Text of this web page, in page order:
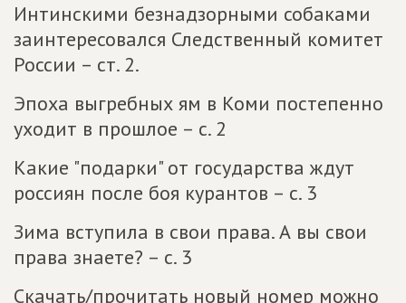
Интинскими безнадзорными собаками
заинтересовался Следственный комитет
России – ст. 2.
Эпоха выгребных ям в Коми постепенно
уходит в прошлое – с. 2
Какие "подарки" от государства ждут
россиян после боя курантов – с. 3
Зима вступила в свои права. А вы свои
права знаете? – с. 3
Скачать/прочитать новый номер можно